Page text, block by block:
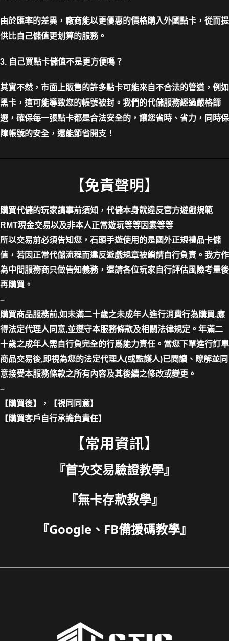
由於匯率的差異，廠商能以更優惠的價格購入外國點卡，從而提
供比自己儲值更划算的服務。
3. 自己買點卡儲值不是更方便嗎？
其實不然，市面上販售的許多點卡可能來自不合法的管道，例如
黑卡，這可能導致您的帳號被封。我們的代儲服務經過嚴格篩
選，確保每一張點卡都是合法安全的，讓您省時、省力，同時保
障帳號的安全，還能節省開支！
【免責聲明】
購買代儲的玩家請事前須知，代儲本身就違反官方遊戲規範
RMT現金交易以及非本人正常遊玩等等因素等等
所以交易前必須告知您，石頭手遊使用的是國外正規禮品卡儲
值，若因正常代儲流程而違反遊戲規章被鎖請自行負責。我方作
為中間服務商只做告知義務，還請各位玩家自行評估風險考量後
再購買。
–
購買商品服務前,如未滿二十歲之未成年人進行消費行為購買,應
得法定代理人同意,並遵守本服務條款及相關法律規定。年滿二
十歲之成年人需自行負完全的行爲能力責任。當您下單進行訂單
商品交易後,即視為您的法定代理人(或監護人)已閱讀、瞭解並同
意接受本服務條款之所有內容及其後續之修改或變更。
–
【購買後】，【視同同意】
【購買客戶自行承擔負責任】
【常用資訊】
『首次交易驗證教學』
『無卡存款教學』
『Google、FB備援碼教學』